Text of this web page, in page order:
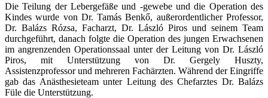
Die Teilung der Lebergefäße und -gewebe und die Operation des
Kindes wurde von Dr. Tamás Benkő, außerordentlicher Professor,
Dr. Balázs Rózsa, Facharzt, Dr. László Piros und seinem Team
durchgeführt, danach folgte die Operation des jungen Erwachsenen
im angrenzenden Operationssaal unter der Leitung von Dr. László
Piros, mit Unterstützung von Dr. Gergely Huszty,
Assistenzprofessor und mehreren Fachärzten. Während der Eingriffe
gab das Anästhesieteam unter Leitung des Chefarztes Dr. Balázs
Füle die Unterstützung.